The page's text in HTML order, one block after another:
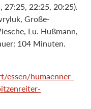
27:25, 22:25, 20:25).
Große-
Lu. Hußmann,
104 Minuten.
essen/humaenner-